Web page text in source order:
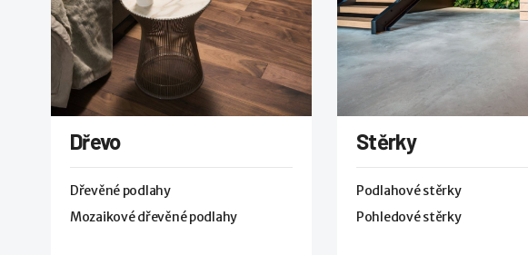
Dřevo
Dřevěné podlahy
Mozaikové dřevěné podlahy
Stěrky
Podlahové stěrky
Pohledové stěrky